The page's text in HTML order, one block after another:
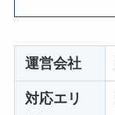
運営会社
対応エリ